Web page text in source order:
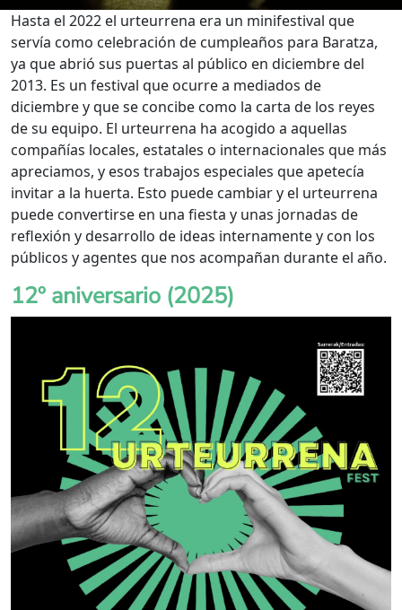
Hasta el 2022 el urteurrena era un minifestival que
servía como celebración de cumpleaños para Baratza,
ya que abrió sus puertas al público en diciembre del
2013. Es un festival que ocurre a mediados de
diciembre y que se concibe como la carta de los reyes
de su equipo. El urteurrena ha acogido a aquellas
compañías locales, estatales o internacionales que más
apreciamos, y esos trabajos especiales que apetecía
invitar a la huerta. Esto puede cambiar y el urteurrena
puede convertirse en una fiesta y unas jornadas de
reflexión y desarrollo de ideas internamente y con los
públicos y agentes que nos acompañan durante el año.
12º aniversario (2025)